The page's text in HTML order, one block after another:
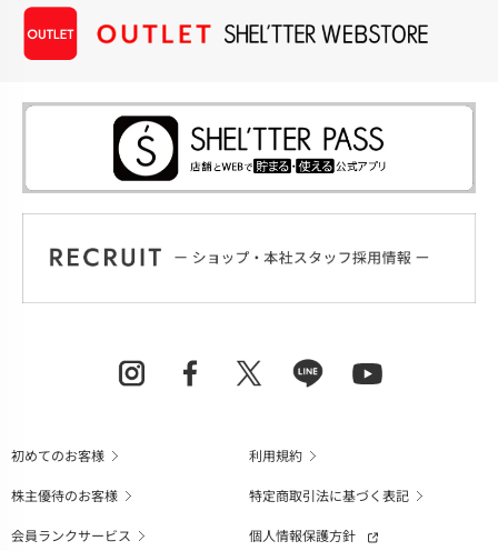
初めてのお客様
利用規約
株主優待のお客様
特定商取引法に基づく表記
会員ランクサービス
個人情報保護方針